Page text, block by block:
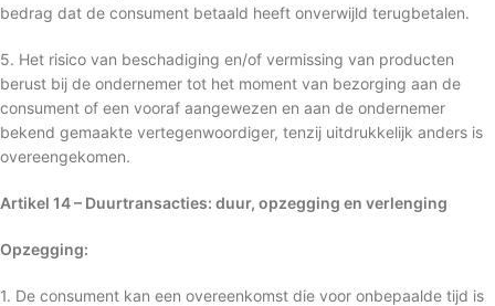
bedrag dat de consument betaald heeft onverwijld terugbetalen.
5. Het risico van beschadiging en/of vermissing van producten
berust bij de ondernemer tot het moment van bezorging aan de
consument of een vooraf aangewezen en aan de ondernemer
bekend gemaakte vertegenwoordiger, tenzij uitdrukkelijk anders is
overeengekomen.
Artikel 14 – Duurtransacties: duur, opzegging en verlenging
Opzegging:
1. De consument kan een overeenkomst die voor onbepaalde tijd is